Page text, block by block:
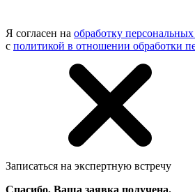
Я согласен на обработку
с политикой в отношении обработки
Записаться на экспертную встречу
Спасибо, Ваша заявка получена.